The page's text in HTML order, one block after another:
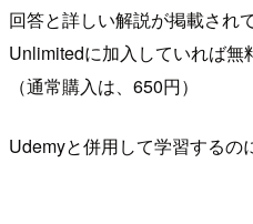
回答と詳しい解説が掲載され
Unlimitedに加入していれば無
（通常購入は、650円）
Udemyと併用して学習するの